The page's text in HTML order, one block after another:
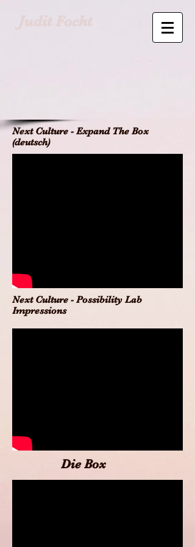
Next Culture - Expand The Box
(deutsch)
Next Culture - Possibility Lab
Impressions
Die Box